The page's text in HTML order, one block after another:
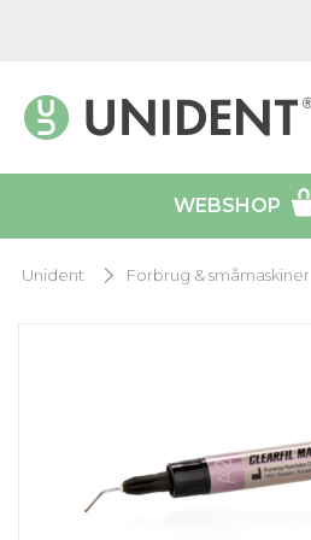
WEBSHOP
Unident Forbrug & småmaskiner